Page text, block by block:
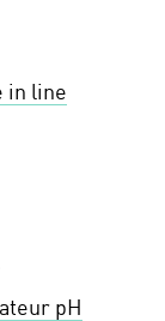
in line
pH